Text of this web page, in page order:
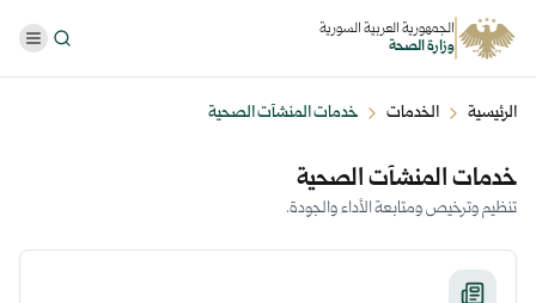
الجمهورية العربية السورية
وزارة الصحة
الرئيسية الخدمات خدمات المنشآت الصحية
خدمات المنشآت الصحية
تنظيم وترخيص ومتابعة الأداء والجودة.